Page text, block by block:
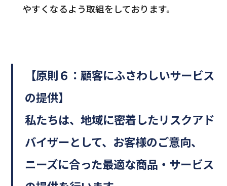
やすくなるよう取組をしております。
【原則６：顧客にふさわしいサービス
の提供】
私たちは、地域に密着したリスクアド
バイザーとして、お客様のご意向、
ニーズに合った最適な商品・サービス